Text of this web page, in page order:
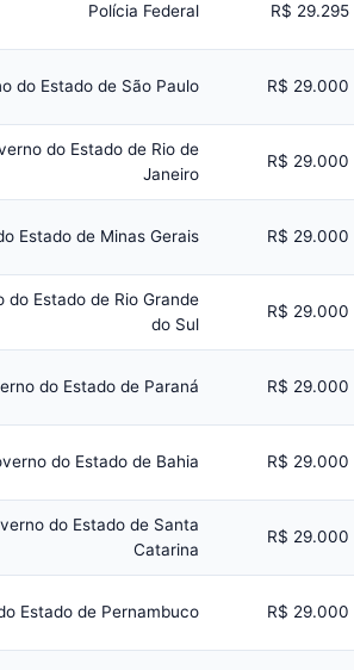
Polícia Federal R$ 29.295
do Estado de São Paulo R$ 29.000
do Estado de Rio de
Janeiro
R$ 29.000
Estado de Minas Gerais R$ 29.000
do Estado de Rio Grande
do Sul
R$ 29.000
do Estado de Paraná R$ 29.000
do Estado de Bahia R$ 29.000
do Estado de Santa
Catarina
R$ 29.000
Estado de Pernambuco R$ 29.000